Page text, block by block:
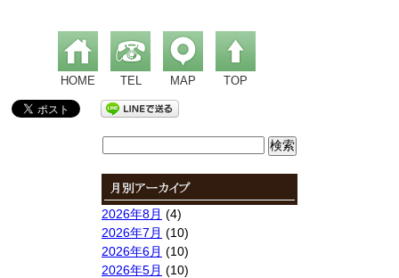
HOME TEL MAP TOP
2026年8月 (4)
2026年7月 (10)
2026年6月 (10)
2026年5月 (10)